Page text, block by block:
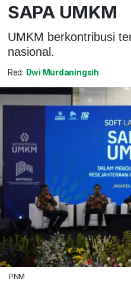
SAPA UMKM
UMKM berkontribusi
nasional.
Red: Dwi Murdaningsih
PNM